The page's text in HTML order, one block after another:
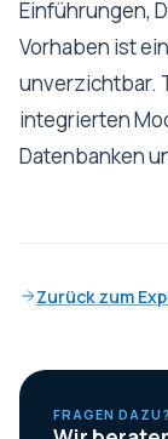
Einführungen,
Vorhaben ist
unverzichtbar.
integrierten
Datenbanken
Zurück zum
FRAGEN